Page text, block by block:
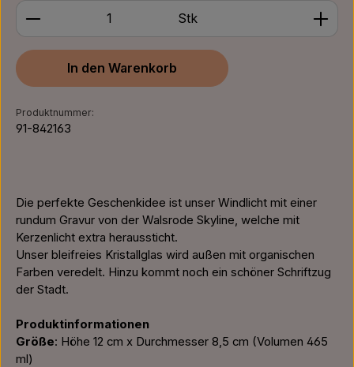
Produkt Anzahl: Gib den gewünschten Wert ein
Stk
In den Warenkorb
Produktnummer:
91-842163
Die perfekte Geschenkidee ist unser Windlicht mit einer
rundum Gravur von der Walsrode Skyline, welche mit
Kerzenlicht extra heraussticht.
Unser bleifreies Kristallglas wird außen mit organischen
Farben veredelt. Hinzu kommt noch ein schöner Schriftzug
der Stadt.
Produktinformationen
Größe: Höhe 12 cm x Durchmesser 8,5 cm (Volumen 465
ml)